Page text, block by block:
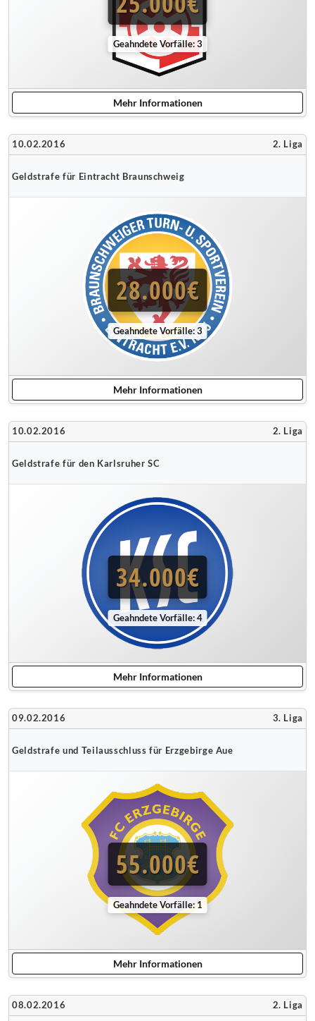
Geahndete Vorfälle: 3
Mehr Informationen
10.02.2016 2. Liga
Geldstrafe für Eintracht Braunschweig
28.000€
Geahndete Vorfälle: 3
Mehr Informationen
10.02.2016 2. Liga
Geldstrafe für den Karlsruher SC
34.000€
Geahndete Vorfälle: 4
Mehr Informationen
09.02.2016 3. Liga
Geldstrafe und Teilausschluss für Erzgebirge Aue
55.000€
Geahndete Vorfälle: 1
Mehr Informationen
08.02.2016 2. Liga